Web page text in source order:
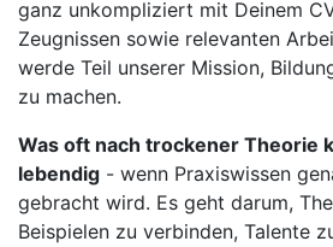
ganz unkompliziert mit Deinem
Zeugnissen sowie relevanten
werde Teil unserer Mission,
zu machen.
Was oft nach trockener Theorie
lebendig - wenn Praxiswissen
gebracht wird. Es geht darum,
Beispielen zu verbinden, Talente